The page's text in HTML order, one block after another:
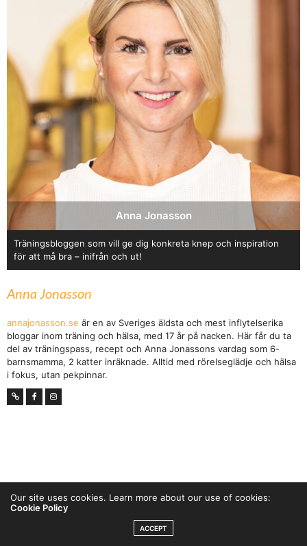
Anna Jonasson
Träningsbloggen som vill ge dig konkreta knep och inspiration
för att må bra – inifrån och ut!
Anna Jonasson
annajonasson.se är en av Sveriges äldsta och mest inflytelserika
bloggar inom träning och hälsa, med 17 år på nacken. Här får du ta
del av träningspass, recept och Anna Jonassons vardag som 6-
barnsmamma, 2 katter inräknade. Alltid med rörelseglädje och hälsa
i fokus, utan pekpinnar.
SPRINGA TUSINGAR – FY
Our site uses cookies. Learn more about our use of cookies:
Cookie Policy
ACCEPT